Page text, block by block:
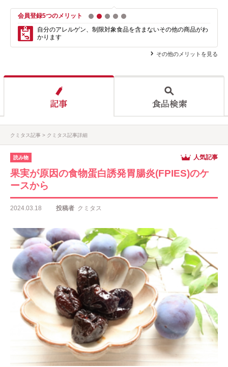
会員登録5つのメリット 1 2 3 4
自分のアレルゲン、制限対象食品を含まないその他の商品がわ
かります
その他のメリットを見る
クミタス記事 クミタス記事詳細
読み物 人気記事
果実が原因の食物蛋白誘発胃腸炎(FPIES)のケ
ースから
2024.03.18 投稿者 クミタス